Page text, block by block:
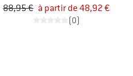
88,95 € à partir de 48,92 €
(0)